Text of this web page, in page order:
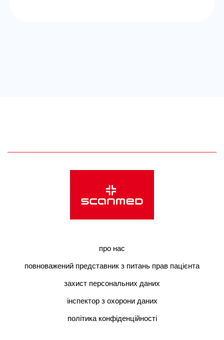
про нас
повноважений представник з питань прав пацієнта
захист персональних даних
інспектор з охорони даних
політика конфіденційності